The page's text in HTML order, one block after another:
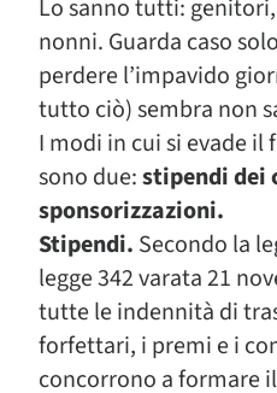
Lo sanno tutti:
nonni. Guarda caso
perdere l’impavido
tutto ciò) sembra non
I modi in cui si evade il
sono due:stipendi dei
sponsorizzazioni.
Stipendi. Secondo la
legge 342 varata 21
tutte le indennità di
forfettari, i premi e i
concorrono a formare